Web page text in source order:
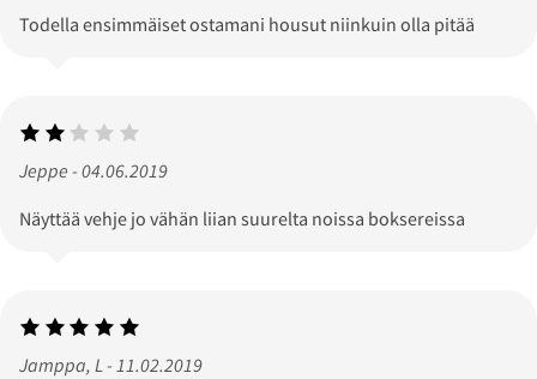
Todella ensimmäiset ostamani housut niinkuin olla pitää
Jeppe - 04.06.2019
Näyttää vehje jo vähän liian suurelta noissa boksereissa
Jamppa, L - 11.02.2019